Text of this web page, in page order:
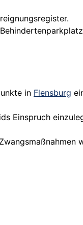
in Flensburg
Einspruch